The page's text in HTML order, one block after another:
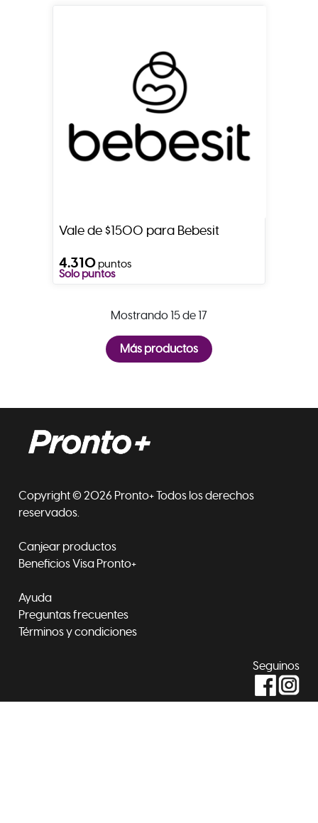
Vale de $1500 para Bebesit
4.310puntos
Solo puntos
Mostrando 15 de 17
Copyright © 2026 Pronto+ Todos los derechos
reservados.
Canjear productos
Beneficios Visa Pronto+
Ayuda
Preguntas frecuentes
Términos y condiciones
Seguinos